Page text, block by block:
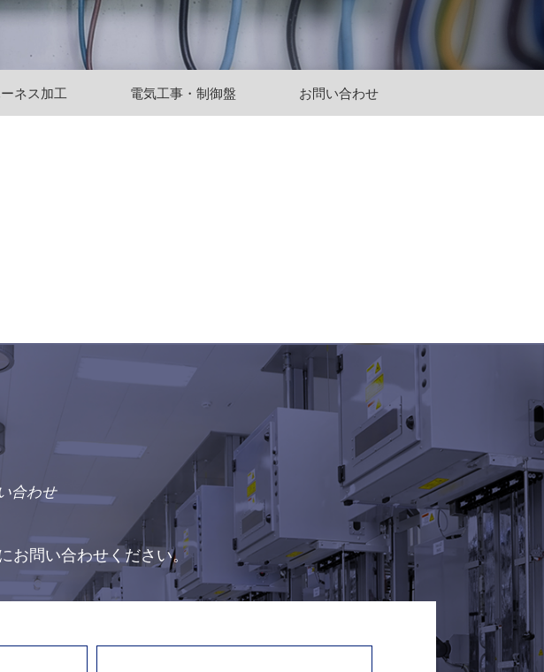
ネス加工 電気工事・制御盤 お問い合わせ
合わせ
お問い合わせください。